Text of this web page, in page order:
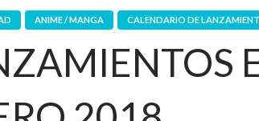
ANIME / MANGA CALENDARIO DE